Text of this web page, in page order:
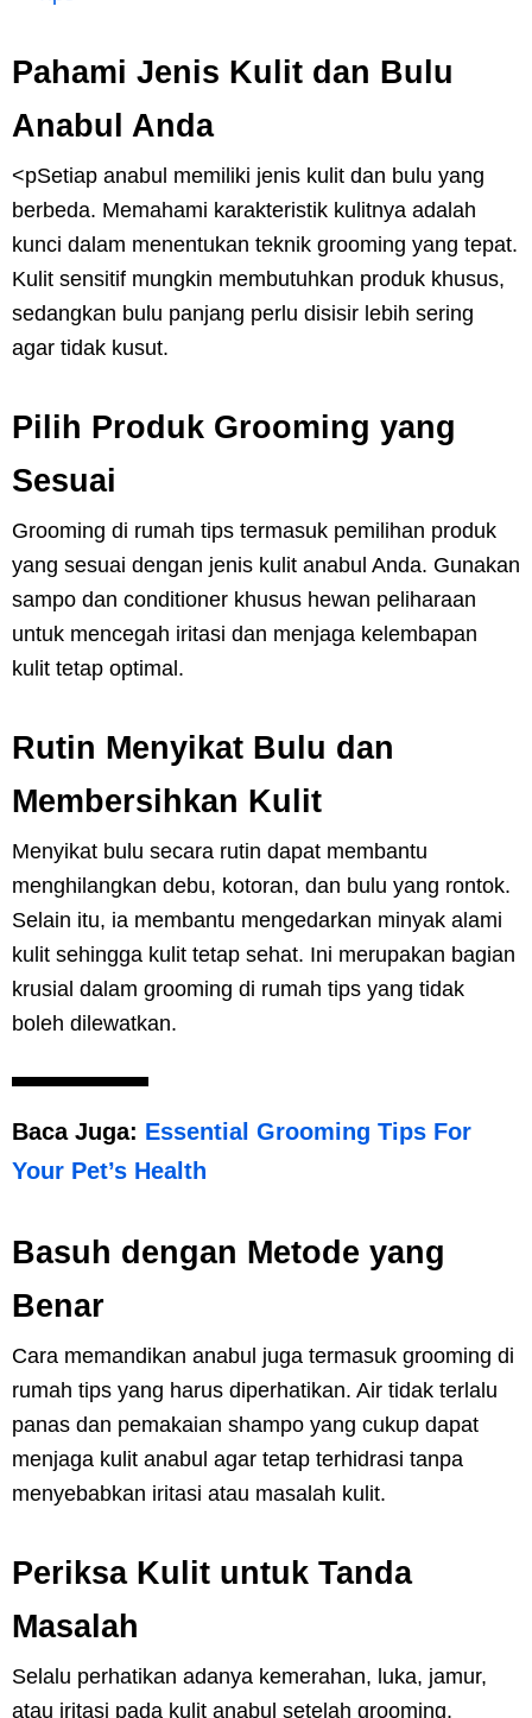
Pahami Jenis Kulit dan Bulu
Anabul Anda
<pSetiap anabul memiliki jenis kulit dan bulu yang
berbeda. Memahami karakteristik kulitnya adalah
kunci dalam menentukan teknik grooming yang tepat.
Kulit sensitif mungkin membutuhkan produk khusus,
sedangkan bulu panjang perlu disisir lebih sering
agar tidak kusut.
Pilih Produk Grooming yang
Sesuai
Grooming di rumah tips termasuk pemilihan produk
yang sesuai dengan jenis kulit anabul Anda. Gunakan
sampo dan conditioner khusus hewan peliharaan
untuk mencegah iritasi dan menjaga kelembapan
kulit tetap optimal.
Rutin Menyikat Bulu dan
Membersihkan Kulit
Menyikat bulu secara rutin dapat membantu
menghilangkan debu, kotoran, dan bulu yang rontok.
Selain itu, ia membantu mengedarkan minyak alami
kulit sehingga kulit tetap sehat. Ini merupakan bagian
krusial dalam grooming di rumah tips yang tidak
boleh dilewatkan.
Baca Juga: Essential Grooming Tips For
Your Pet’s Health
Basuh dengan Metode yang
Benar
Cara memandikan anabul juga termasuk grooming di
rumah tips yang harus diperhatikan. Air tidak terlalu
panas dan pemakaian shampo yang cukup dapat
menjaga kulit anabul agar tetap terhidrasi tanpa
menyebabkan iritasi atau masalah kulit.
Periksa Kulit untuk Tanda
Masalah
Selalu perhatikan adanya kemerahan, luka, jamur,
atau iritasi pada kulit anabul setelah grooming.